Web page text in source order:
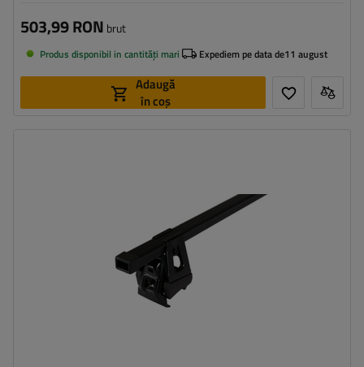
503,99 RON brut
Produs disponibil in cantități mari Expediem pe data de11 august
Adaugă
în coș